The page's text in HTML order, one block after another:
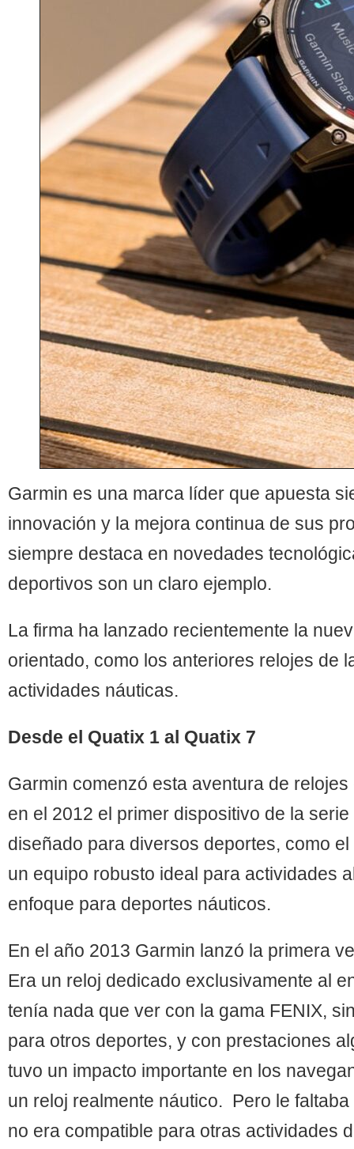
Garmin es una marca líder que apuesta
innovación y la mejora continua de sus
siempre destaca en novedades
deportivos son un claro ejemplo.
La firma ha lanzado recientemente la
orientado, como los anteriores relojes de
actividades náuticas.
Desde el Quatix 1 al Quatix 7
Garmin comenzó esta aventura de
en el 2012 el primer dispositivo de la
diseñado para diversos deportes, como
un equipo robusto ideal para actividades
enfoque para deportes náuticos.
En el año 2013 Garmin lanzó la primera
Era un reloj dedicado exclusivamente al
tenía nada que ver con la gama FENIX,
para otros deportes, y con prestaciones
tuvo un impacto importante en los
un reloj realmente náutico. Pero le
no era compatible para otras actividades